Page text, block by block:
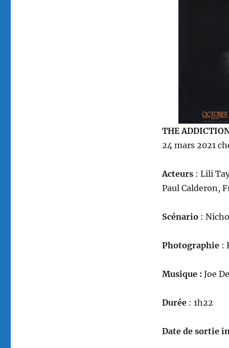
THE
24 mars 2021
Acteurs: Lili
Paul Calderon,
Scénario:
Photographie:
Musique : Joe
Durée: 1h22
Date de sortie